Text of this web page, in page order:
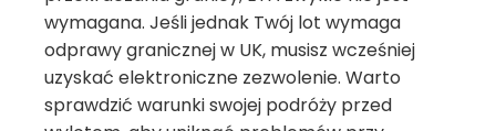
wymagana. Jeśli jednak Twój lot wymaga
odprawy granicznej w UK, musisz wcześniej
uzyskać elektroniczne zezwolenie. Warto
sprawdzić warunki swojej podróży przed